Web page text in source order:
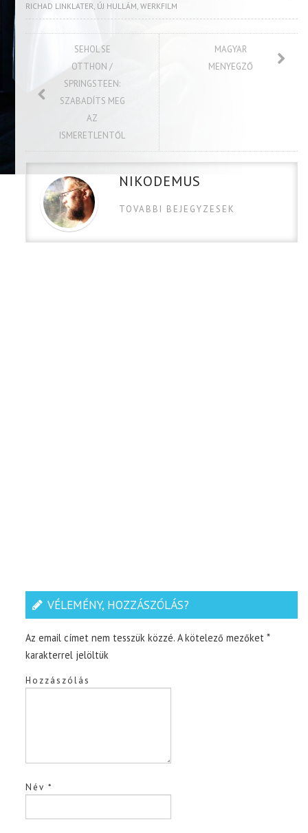
RICHAD LINKLATER, ÚJ HULLÁM,WERKFILM
SEHOL SE
OTTHON /
SPRINGSTEEN:
SZABADÍTS MEG
AZ
ISMERETLENTŐL
MAGYAR
MENYEGZŐ
NIKODEMUS
TOVABBI BEJEGYZESEK
VÉLEMÉNY, HOZZÁSZÓLÁS?
Az email címet nem tesszük közzé. A kötelező mezőket*
karakterrel jelöltük
Hozzászólás
Név*